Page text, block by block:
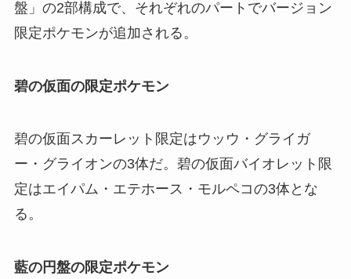
盤」の2部構成で、それぞれのパートでバージョン
限定ポケモンが追加される。
碧の仮面の限定ポケモン
碧の仮面スカーレット限定はウッウ・グライガ
ー・グライオンの3体だ。碧の仮面バイオレット限
定はエイパム・エテホース・モルペコの3体とな
る。
藍の円盤の限定ポケモン